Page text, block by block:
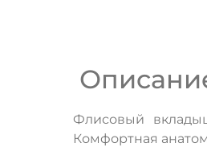
Флисовый
Комфортная